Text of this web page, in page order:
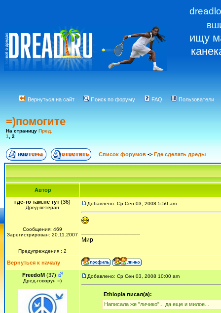
ищу
Вернуться на сайт Поиск по форуму FAQ Пользователи
=)помогите
На страницу Пред.
1
2
Список форумов -> Где сделать дреды
Автор
где-то там.не тут (36)
Дред-ветеран
Сообщения: 469
Зарегистрирован: 20.11.2007
Предупреждения : 2
Добавлено: Ср Сен 03, 2008 5:50 am
Мир
Вернуться к началу
FreedoM(37)
Дред-говорун =)
Добавлено: Ср Сен 03, 2008 10:00 am
Ethiopia писал(а):
Написала же "личико"... да еще и милое...